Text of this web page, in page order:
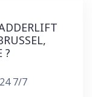
?
7/7